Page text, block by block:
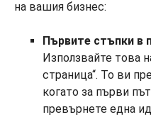
на вашия бизнес:
Първите стъпки в
Използвайте това
страница“. То ви
когато за първи
превърнете една